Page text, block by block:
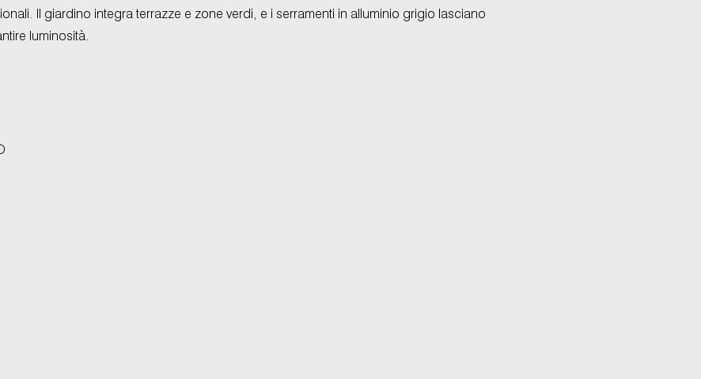
Il giardino integra terrazze e zone verdi, e i serramenti in alluminio grigio lasciano
luminosità.